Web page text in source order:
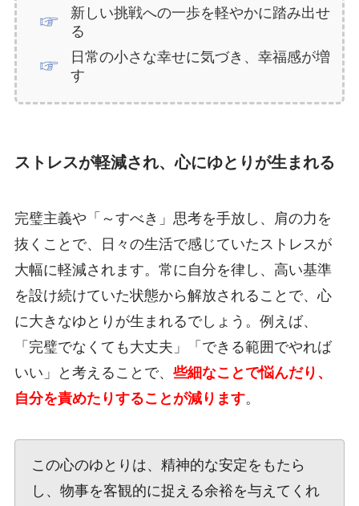
新しい挑戦への一歩を軽やかに踏み出せ
る
日常の小さな幸せに気づき、幸福感が増
す
ストレスが軽減され、心にゆとりが生まれる
完璧主義や「～すべき」思考を手放し、肩の力を
抜くことで、日々の生活で感じていたストレスが
大幅に軽減されます。常に自分を律し、高い基準
を設け続けていた状態から解放されることで、心
に大きなゆとりが生まれるでしょう。例えば、
「完璧でなくても大丈夫」「できる範囲でやれば
いい」と考えることで、 些細なことで悩んだり、
自分を責めたりすることが減ります。
この心のゆとりは、精神的な安定をもたら
し、物事を客観的に捉える余裕を与えてくれ